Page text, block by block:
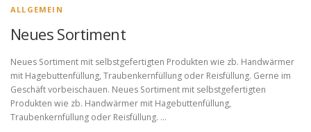
ALLGEMEIN
Neues Sortiment
Neues Sortiment mit selbstgefertigten Produkten wie zb. Handwärmer
mit Hagebuttenfüllung, Traubenkernfüllung oder Reisfüllung. Gerne im
Geschäft vorbeischauen. Neues Sortiment mit selbstgefertigten
Produkten wie zb. Handwärmer mit Hagebuttenfüllung,
Traubenkernfüllung oder Reisfüllung. …